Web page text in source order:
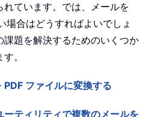
ています。では、メールを
場合はどうすればよいでしょ
課題を解決するためのいくつか
。
ファイルに変換する
ーティリティで複数のメールを